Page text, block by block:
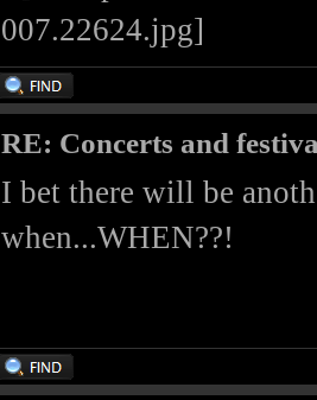
RE: Concerts and
I bet there will be
when...WHEN??!